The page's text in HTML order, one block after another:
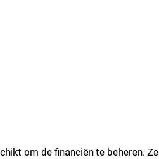
om de financiën te beheren. Ze